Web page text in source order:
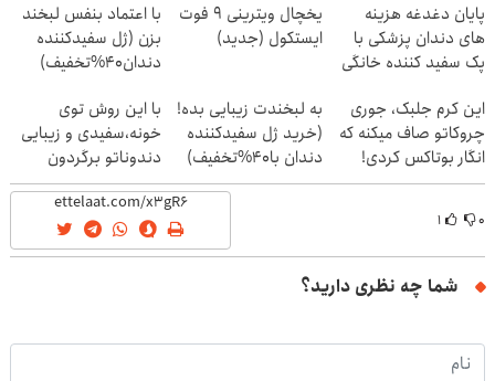
پایان دغدغه هزینه
های دندان پزشکی با
پک سفید کننده خانگی
یخچال ویترینی 9 فوت
ایستکول (جدید)
با اعتماد بنفس لبخند
بزن (ژل سفیدکننده
دندان40%تخفیف)
این کرم جلبک، جوری
چروکاتو صاف میکنه که
انگار بوتاکس کردی!
(تخفیف ویژه)
به لبخندت زیبایی بده!
(خرید ژل سفیدکننده
دندان با40%تخفیف)
با این روش توی
خونه،سفیدی و زیبایی
دندوناتو برگردون
(40%off)
۰ ۱
شما چه نظری دارید؟